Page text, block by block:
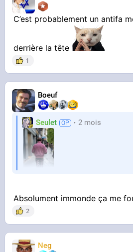
C’est probablement un antifa
derrière la tête
1
Boeuf
Seulet 2 mois
photo prise à l'instant
Absolument immonde ça me
2
Neg